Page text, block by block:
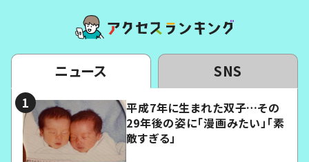
ニュース SNS
平成7年に生まれた双子…その
29年後の姿に「漫画みたい」「素
敵すぎる」